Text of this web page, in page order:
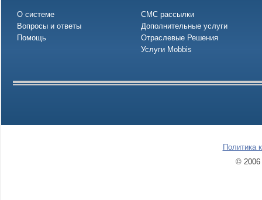
О системе
Вопросы и ответы
Помощь
СМС рассылки
Дополнительные услуги
Отраслевые Решения
Услуги Mobbis
Политика
© 2006